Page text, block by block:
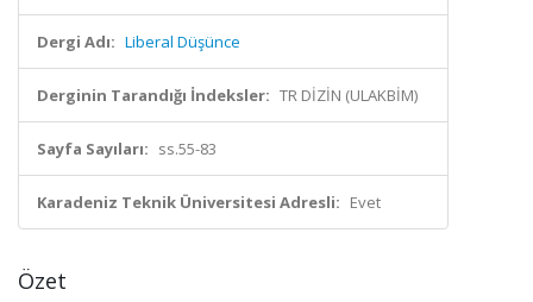
Dergi Adı: Liberal Düşünce
Derginin Tarandığı İndeksler: TR DİZİN (ULAKBİM)
Sayfa Sayıları: ss.55-83
Karadeniz Teknik Üniversitesi Adresli: Evet
Özet